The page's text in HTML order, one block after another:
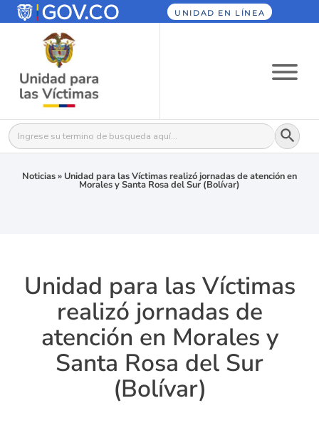
UNIDAD EN LÍNEA
Buscar: Botón
Noticias» Unidad para las Víctimas realizó jornadas de atención en
Morales y Santa Rosa del Sur (Bolívar)
Unidad para las Víctimas
realizó jornadas de
atención en Morales y
Santa Rosa del Sur
(Bolívar)